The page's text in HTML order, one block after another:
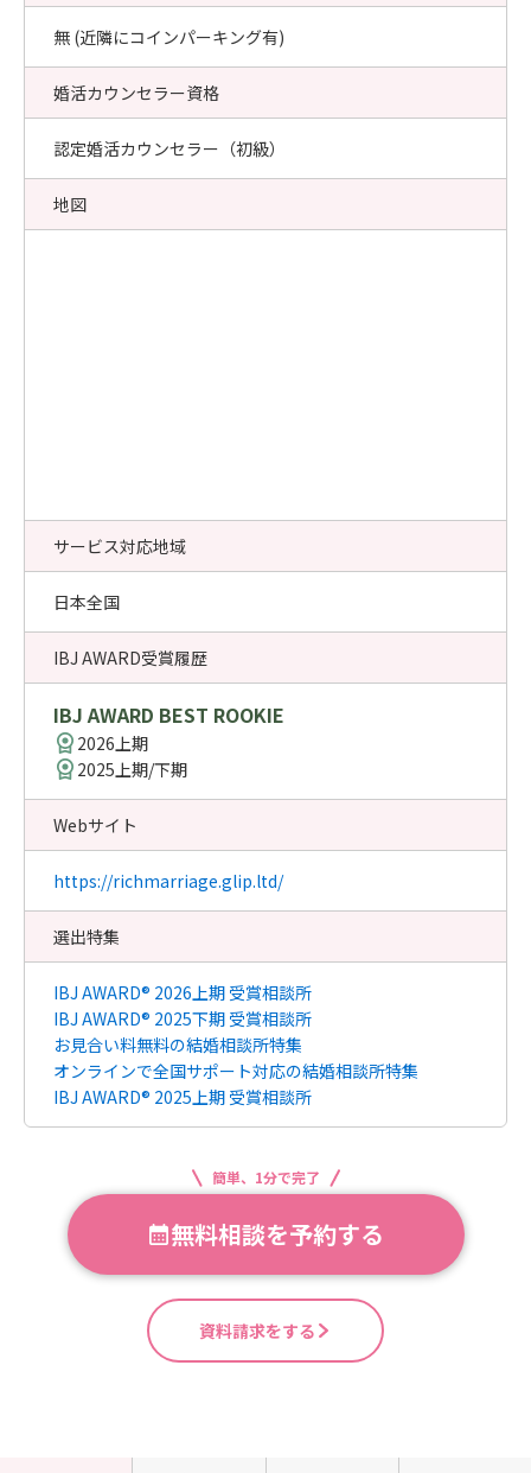
無 (近隣にコインパーキング有)
婚活カウンセラー資格
認定婚活カウンセラー（初級）
地図
サービス対応地域
日本全国
IBJ AWARD受賞履歴
IBJ AWARD BEST ROOKIE
2026上期
2025上期/下期
Webサイト
https://richmarriage.glip.ltd/
選出特集
IBJ AWARD® 2026上期 受賞相談所
IBJ AWARD® 2025下期 受賞相談所
お見合い料無料の結婚相談所特集
オンラインで全国サポート対応の結婚相談所特集
IBJ AWARD® 2025上期 受賞相談所
簡単、1分で完了
無料相談を予約する
資料請求をする